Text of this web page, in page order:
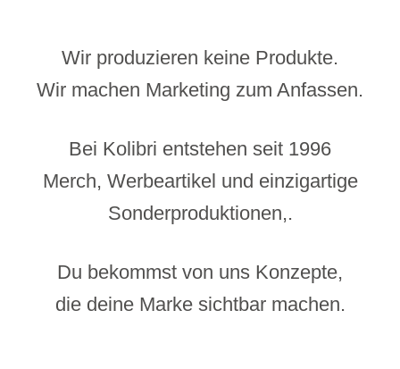
Wir produzieren keine Produkte.
Wir machen Marketing zum Anfassen.
Bei Kolibri entstehen seit 1996
Merch, Werbeartikel und einzigartige
Sonderproduktionen,.
Du bekommst von uns Konzepte,
die deine Marke sichtbar machen.